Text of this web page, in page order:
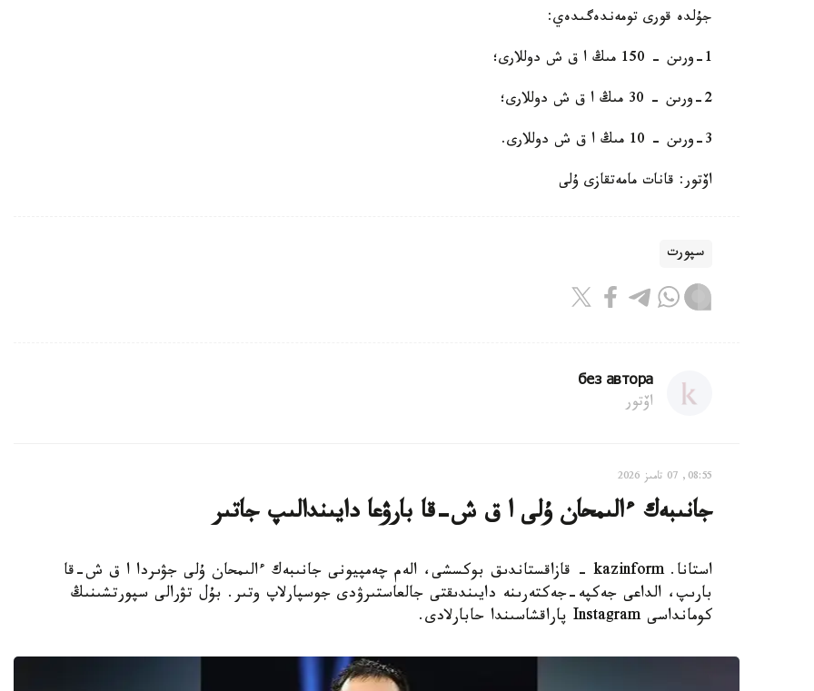
جۇلدە قورى تومەندەگىدەي:
1-ورىن - 150 مىڭ ا ق ش دوللارى؛
2-ورىن - 30 مىڭ ا ق ش دوللارى؛
3-ورىن - 10 مىڭ ا ق ش دوللارى.
اۆتور: قانات مامەتقازى ۇلى
سپورت
без автора
اۆتور
08:55, 07 تامىز 2026
جانىبەك ءالىمحان ۇلى ا ق ش-قا بارۋعا دايىندالىپ جاتىر
استانا. kazinform - قازاقستاندىق بوكسشى، الەم چەمپيونى جانىبەك ءالىمحان ۇلى جۋىردا ا ق ش-قا
بارىپ، الداعى جەكپە-جەكتەرىنە دايىندىقتى جالعاستىرۋدى جوسپارلاپ وتىر. بۇل تۋرالى سپورتشىنىڭ
كومانداسى Instagram پاراقشاسىندا حابارلادى.